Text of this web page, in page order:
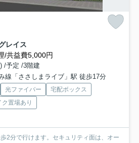
レイス
/共益費5,000円
/予定 /3階建
線「ささしまライブ」駅 徒歩17分
光ファイバー
宅配ボックス
ク置場あり
2分で行けます。セキュリティ面は、オー